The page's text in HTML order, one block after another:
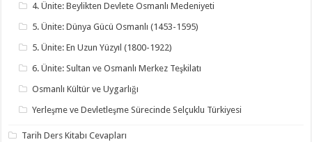
4. Ünite: Beylikten Devlete Osmanlı Medeniyeti
5. Ünite: Dünya Gücü Osmanlı (1453-1595)
5. Ünite: En Uzun Yüzyıl (1800-1922)
6. Ünite: Sultan ve Osmanlı Merkez Teşkilatı
Osmanlı Kültür ve Uygarlığı
Yerleşme ve Devletleşme Sürecinde Selçuklu Türkiyesi
Tarih Ders Kitabı Cevapları